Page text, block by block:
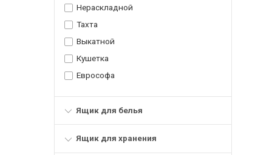
Нераскладной
Тахта
Выкатной
Кушетка
Еврософа
Ящик для белья
Ящик для хранения